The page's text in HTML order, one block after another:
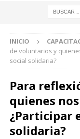
INICIO
de voluntarios y
social solidaria?
Para
quienes
¿Participar
solidaria?